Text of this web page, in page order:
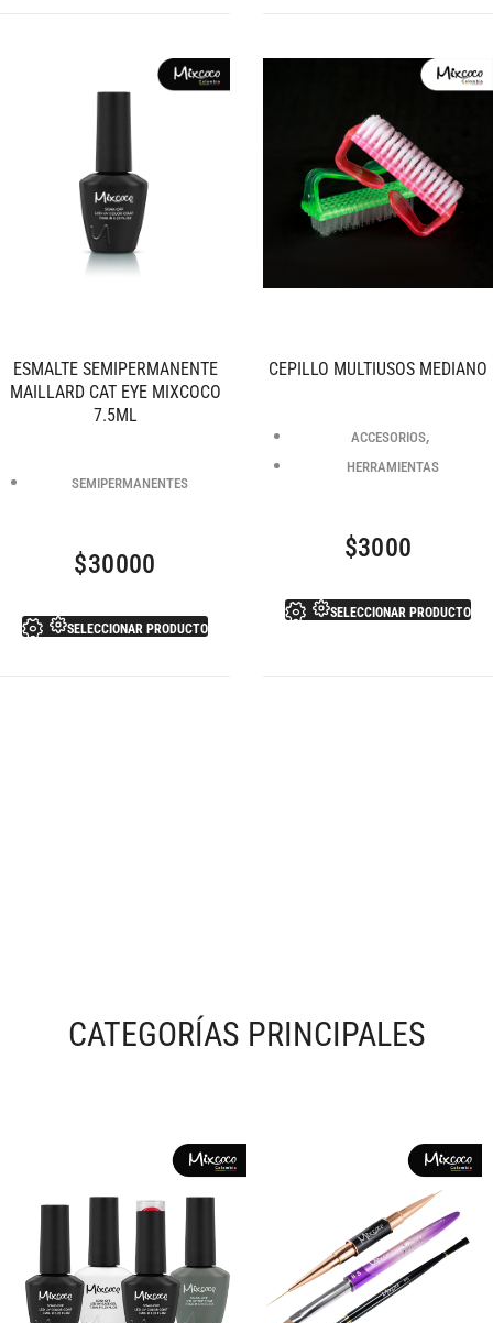
ESMALTE SEMIPERMANENTE
MAILLARD CAT EYE MIXCOCO
7.5ML
SEMIPERMANENTES
$30000
SELECCIONAR PRODUCTO
CEPILLO MULTIUSOS MEDIANO
ACCESORIOS,
HERRAMIENTAS
$3000
SELECCIONAR PRODUCTO
CATEGORÍAS PRINCIPALES